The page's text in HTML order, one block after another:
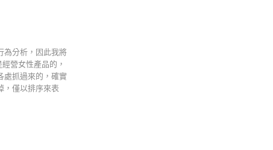
為分析，因此我將
營女性產品的，
處抓過來的，確實
，僅以排序來表